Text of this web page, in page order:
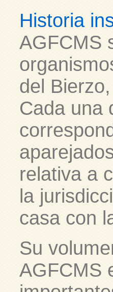
Historia
AGFCMS
del
Cada una
relativa a
la
casa con
Su
AGFCMS